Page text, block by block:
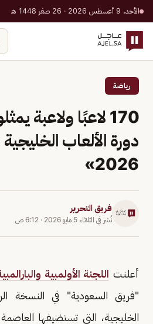
الأحد، 9 أغسطس 2026 · 26 صفر 1448 هـ
رياضة
170 لاعبًا ولاعبة
دورة الألعاب
2026»
فريق التحرير
نُشر في الثلاثاء 5 مايو 2026 · 6:12 ص
أعلنت اللجنة الأولمبية
"فريق السعودية" في النسخة
الخليجية، التي تستضيفها